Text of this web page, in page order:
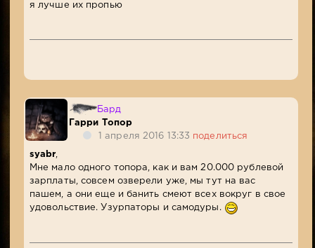
я лучше их пропью
Бард
Гарри Топор
1 апреля 2016 13:33 поделиться
syabr,
Мне мало одного топора, как и вам 20.000 рублевой
зарплаты, совсем озверели уже, мы тут на вас
пашем, а они еще и банить смеют всех вокруг в свое
удовольствие. Узурпаторы и самодуры.